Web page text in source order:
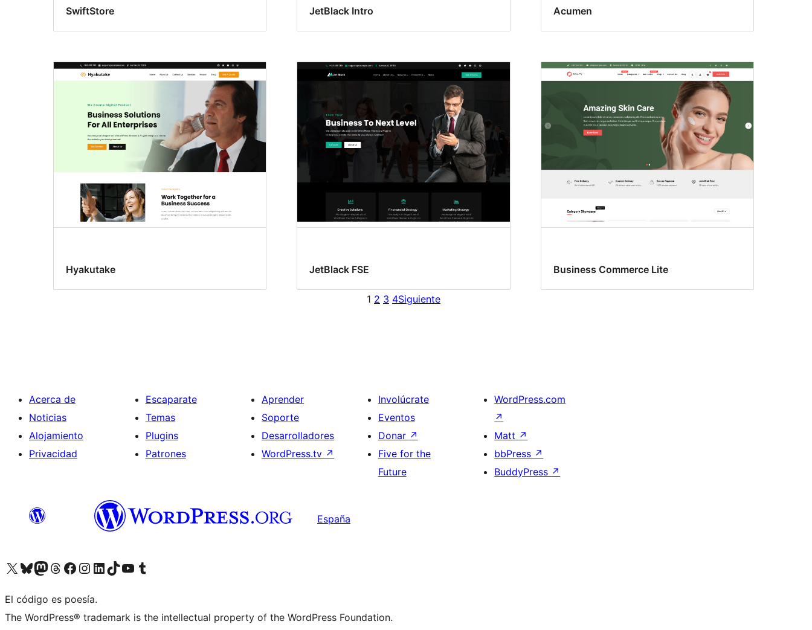
SwiftStore JetBlack Intro Acumen
Hyakutake JetBlack FSE Business Commerce Lite
1 2 3 4Siguiente
Acerca de
Noticias
Alojamiento
Privacidad
Escaparate
Temas
Plugins
Patrones
Aprender
Soporte
Desarrolladores
WordPress.tv ↗
Involúcrate
Eventos
Donar ↗
Five for the
Future
WordPress.com
↗
Matt ↗
bbPress ↗
BuddyPress ↗
España
Visita nuestra cuenta de X (anteriormente Twitter)
Visita nuestra cuenta de Bluesky
Visita nuestra cuenta de Mastodon
Visita nuestra cuenta de Threads
Visita nuestra página de Facebook
Visita nuestra cuenta de Instagram
Visita nuestra cuenta de LinkedIn
Visita nuestra cuenta de TikTok
Visita nuestro canal de YouTube
Visita nuestra cuenta de Tumblr
El código es poesía.
The WordPress® trademark is the intellectual property of the WordPress Foundation.